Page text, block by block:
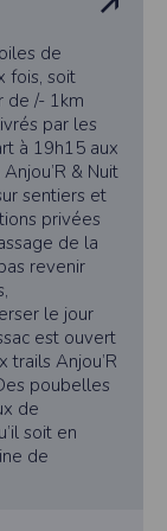
de
fois, soit
de /- 1km
par les
à 19h15 aux
& Nuit
sentiers et
privées
de la
revenir
le jour
est ouvert
Anjou’R
poubelles
de
soit en
de
qui vous
en nous contactant ici
au traitement
TIMEPULSE
lorsque vous vous
notre politique de
appareil lorsque
des services de
localisation de votre
mettre fin au suivi
à tout moment en